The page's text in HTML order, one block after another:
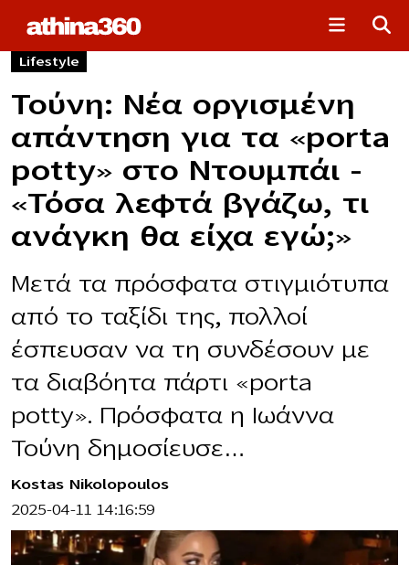
Lifestyle
Τούνη: Νέα οργισμένη
απάντηση για τα «porta
potty» στο Ντουμπάι –
«Τόσα λεφτά βγάζω, τι
ανάγκη θα είχα εγώ;»
Μετά τα πρόσφατα στιγμιότυπα
από το ταξίδι της, πολλοί
έσπευσαν να τη συνδέσουν με
τα διαβόητα πάρτι «porta
potty». Πρόσφατα η Ιωάννα
Τούνη δημοσίευσε…
Kostas Nikolopoulos
2025-04-11 14:16:59